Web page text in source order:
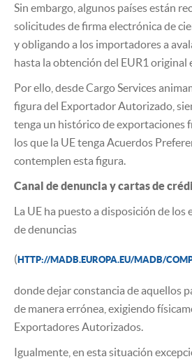
Sin embargo, algunos países están
solicitudes de firma electrónica de
y obligando a los importadores a
hasta la obtención del EUR1 original
Por ello, desde Cargo Services
figura del Exportador Autorizado,
tenga un histórico de exportaciones
los que la UE tenga Acuerdos
contemplen esta figura.
Canal de denuncia y cartas de
La UE ha puesto a disposición de los
de denuncias
( HTTP://MADB.EUROPA.EU/MADB/
donde dejar constancia de aquellos
de manera errónea, exigiendo
Exportadores Autorizados.
Igualmente, en esta situación